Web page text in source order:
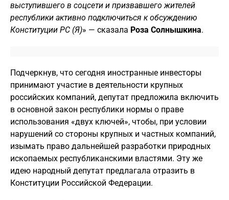
выступившего в соцсети и призвавшего жителей
республики активно подключиться к обсуждению
Конституции РС (Я)» — сказала Роза Солнышкина.
Подчеркнув, что сегодня иностранные инвесторы
принимают участие в деятельности крупных
российских компаний, депутат предложила включить
в основной закон республики нормы о праве
использования «двух ключей», чтобы, при условии
нарушений со стороны крупных и частных компаний,
изымать право дальнейшей разработки природных
ископаемых республиканскими властями. Эту же
идею народный депутат предлагала отразить в
Конституции Российской Федерации.